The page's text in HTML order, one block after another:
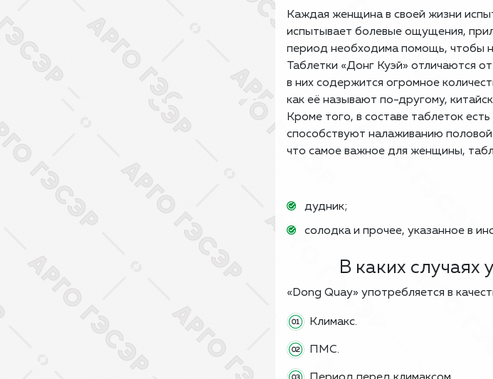
Каждая женщина в своей жизни
испытывает болевые ощущения,
период необходима помощь, чтобы
Таблетки «Донг Куэй» отличаются
в них содержится огромное
как её называют по-другому,
Кроме того, в составе таблеток
способствуют налаживанию
что самое важное для женщины,
дудник;
солодка и прочее, указанное в
В каких случаях
«Dong Quay» употребляется в
Климакс.
ПМС.